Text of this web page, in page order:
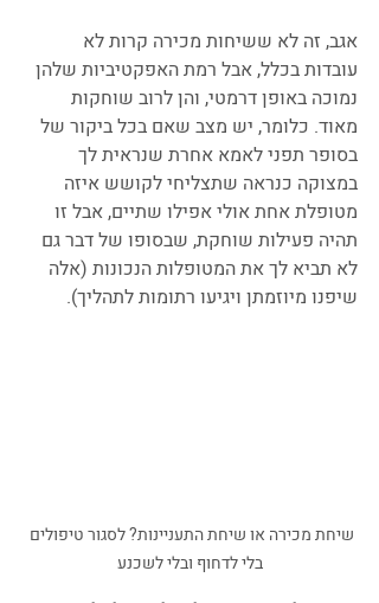
אגב, זה לא ששיחות מכירה קרות לא
עובדות בכלל, אבל רמת האפקטיביות שלהן
נמוכה באופן דרמטי, והן לרוב שוחקות
מאוד. כלומר, יש מצב שאם בכל ביקור של
בסופר תפני לאמא אחרת שנראית לך
במצוקה כנראה שתצליחי לקושש איזה
מטופלת אחת אולי אפילו שתיים, אבל זו
תהיה פעילות שוחקת, שבסופו של דבר גם
לא תביא לך את המטופלות הנכונות (אלה
שיפנו מיוזמתן ויגיעו רתומות לתהליך).
שיחת מכירה או שיחת התעניינות? לסגור טיפולים
בלי לדחוף ובלי לשכנע